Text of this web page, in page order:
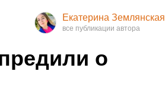
Екатерина Землянская
о